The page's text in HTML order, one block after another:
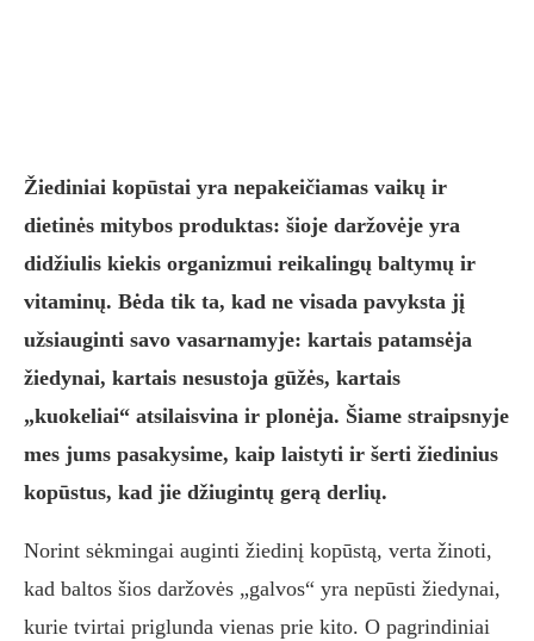
Žiediniai kopūstai yra nepakeičiamas vaikų ir
dietinės mitybos produktas: šioje daržovėje yra
didžiulis kiekis organizmui reikalingų baltymų ir
vitaminų. Bėda tik ta, kad ne visada pavyksta jį
užsiauginti savo vasarnamyje: kartais patamsėja
žiedynai, kartais nesustoja gūžės, kartais
„kuokeliai“ atsilaisvina ir plonėja. Šiame straipsnyje
mes jums pasakysime, kaip laistyti ir šerti žiedinius
kopūstus, kad jie džiugintų gerą derlių.
Norint sėkmingai auginti žiedinį kopūstą, verta žinoti,
kad baltos šios daržovės „galvos“ yra nepūsti žiedynai,
kurie tvirtai priglunda vienas prie kito. O pagrindiniai